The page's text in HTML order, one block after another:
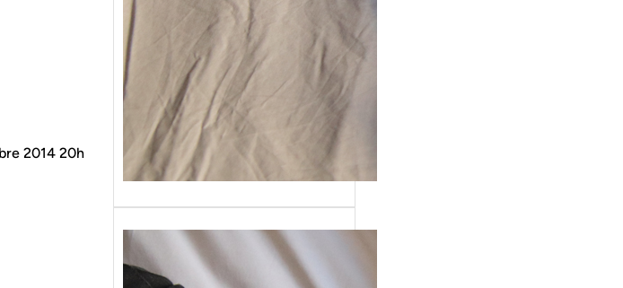
2014 20h